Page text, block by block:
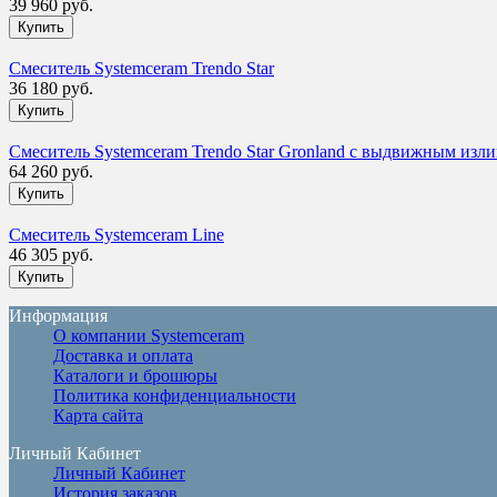
39 960 руб.
Смеситель Systemceram Trendo Star
36 180 руб.
Смеситель Systemceram Trendo Star Gronland с выдвижным
64 260 руб.
Смеситель Systemceram Line
46 305 руб.
Информация
О компании Systemceram
Доставка и оплата
Каталоги и брошюры
Политика конфиденциальности
Карта сайта
Личный Кабинет
Личный Кабинет